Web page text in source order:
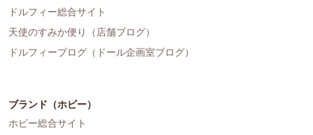
ドルフィー総合サイト
天使のすみか便り（店舗ブログ）
ドルフィーブログ（ドール企画室ブログ）
ブランド（ホビー）
ホビー総合サイト